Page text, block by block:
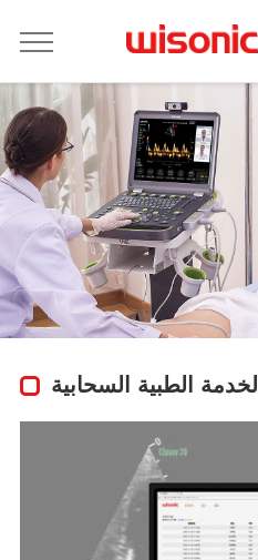
الخدمة الطبية السحابية